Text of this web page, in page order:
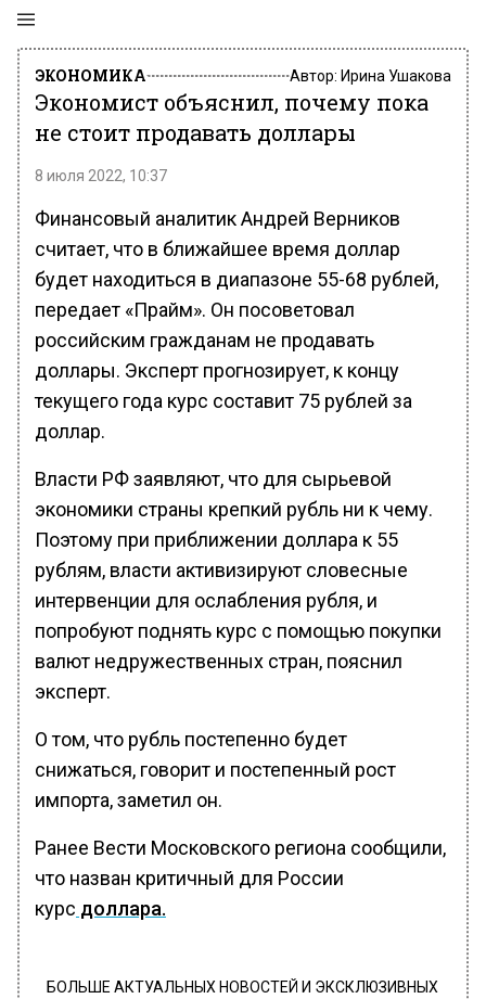
ЭКОНОМИКА Автор: Ирина Ушакова
Экономист объяснил, почему пока
не стоит продавать доллары
8 июля 2022, 10:37
Финансовый аналитик Андрей Верников
считает, что в ближайшее время доллар
будет находиться в диапазоне 55-68 рублей,
передает «Прайм». Он посоветовал
российским гражданам не продавать
доллары. Эксперт прогнозирует, к концу
текущего года курс составит 75 рублей за
доллар.
Власти РФ заявляют, что для сырьевой
экономики страны крепкий рубль ни к чему.
Поэтому при приближении доллара к 55
рублям, власти активизируют словесные
интервенции для ослабления рубля, и
попробуют поднять курс с помощью покупки
валют недружественных стран, пояснил
эксперт.
О том, что рубль постепенно будет
снижаться, говорит и постепенный рост
импорта, заметил он.
Ранее Вести Московского региона сообщили,
что назван критичный для России
курс доллара.
БОЛЬШЕ АКТУАЛЬНЫХ НОВОСТЕЙ И ЭКСКЛЮЗИВНЫХ